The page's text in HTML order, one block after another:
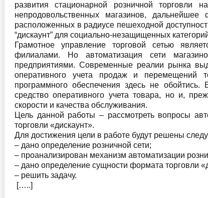
развития стационарной розничной торговли
непродовольственных магазинов,
расположенных в радиусе пешеходной
“дискаунт” для социально-незащищенных
Грамотное управление торговой сетью
филиалами. Но автоматизация сети
предприятиями. Современные реалии рынка
оперативного учета продаж и перемещений
программного обеспечения здесь не
средство оперативного учета товара, но и,
скорости и качества обслуживания.
Цель данной работы – рассмотреть вопросы
торговли «дискаунт».
Для достижения цели в работе будут решены
– дано определение розничной сети;
– проанализирован механизм автоматизации
– дано определение сущности формата торговли
– решить задачу.
[…..]